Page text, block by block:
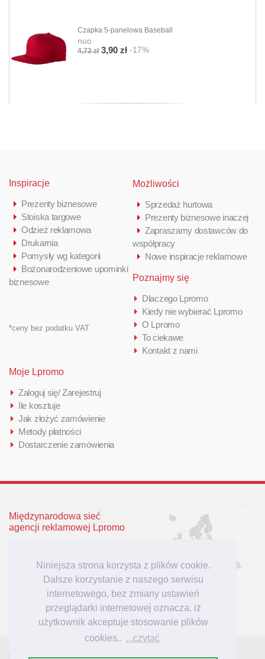
Niniejsza strona korzysta z plików cookie.
Dalsze korzystanie z naszego serwisu
internetowego, bez zmiany ustawień
przeglądarki internetowej oznacza, iż
użytkownik akceptuje stosowanie plików
cookies.. ...czytać
Czapka 5-panelowa Baseball
nuo
4,72 zł 3,90 zł -17%
Inspiracje
Prezenty biznesowe
Stoiska targowe
Odzież reklamowa
Drukarnia
Pomysły wg kategorii
Bożonarodzeniowe upominki
biznesowe
*ceny bez podatku VAT
Możliwości
Sprzedaż hurtowa
Prezenty biznesowe inaczej
Zapraszamy dostawców do
współpracy
Nowe inspiracje reklamowe
Poznajmy się
Dlaczego Lpromo
Kiedy nie wybierać Lpromo
O Lpromo
To ciekawe
Kontakt z nami
Moje Lpromo
Zaloguj się/ Zarejestruj
Ile kosztuje
Jak złożyć zamówienie
Metody płatności
Dostarczenie zamówienia
Międzynarodowa sieć
agencji reklamowej Lpromo
Wielka Brytania
Niemcy